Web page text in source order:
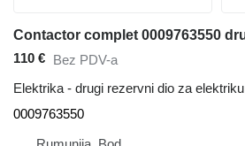
110 € Bez PDV-a
Elektrika - drugi rezervni dio za elektriku
0009763550